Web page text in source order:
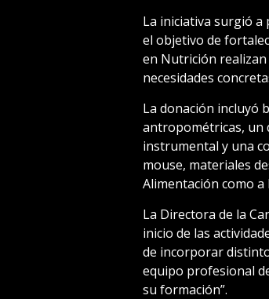
La iniciativa surgió
el objetivo de
en Nutrición realizan
necesidades
La donación incluyó
antropométricas, un
instrumental y una
mouse, materiales
Alimentación como
La Directora de la
inicio de las
de incorporar
equipo profesional
su formación”.